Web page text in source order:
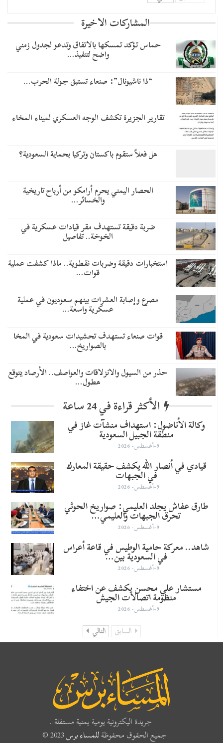
المشاركات الاخيرة
حماس تؤكد تمسكها بالاتفاق وتدعو لجدول زمني
واضح لتنفيذ…
“ذا ناشيونال”: صنعاء تستبق جولة الحرب…
تقارير الجزيرة تكشف الوجه العسكري لميناء المخاء
هل فعلاً ستقوم باكستان وتركيا بحماية السعودية؟
الحصار اليمني يحرم أرامكو من أرباح تاريخية
والخسائر…
ضربة دقيقة تستهدف مقر قيادات عسكرية في
الخوخة.. تفاصيل
استخبارات دقيقة وضربات نقطوية.. ماذا كشفت عملية
قوات…
مصرع وإصابة العشرات بينهم سعوديون في عملية
عسكرية واسعة…
قوات صنعاء تستهدف تحشيدات سعودية في المخا
بالصواريخ…
حذر من السيول والانزلاقات والعواصف.. الأرصاد يتوقع
هطول…
الأكثر قراءة في 24 ساعة
وكالة الأناضول: استهداف منشآت غاز في
منطقة الجبيل السعودية
9-أغسطس- 2026
قيادي في أنصار الله يكشف حقيقة المعارك
في الجبهات
9-أغسطس- 2026
طارق عفاش يجلد العليمي: صواريخ الحوثي
تحرق الجبهات والعليمي…
9-أغسطس- 2026
شاهد.. معركة حامية الوطيس في قاعة أعراس
في السعودية بين…
9-أغسطس- 2026
مستشار علي محسن يكشف عن اختفاء
منظومة اتصالات الجيش
9-أغسطس- 2026
السابق التالي
جريدة اليكترونية يومية يمنية مستقلة..
جميع الحقوق محفوظةللمساء برس